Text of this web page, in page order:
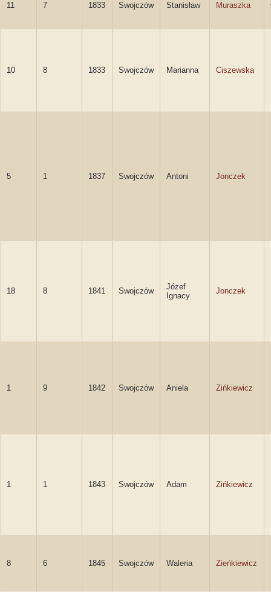
11 7 1833 Swojczów Stanisław Muraszka
10 8 1833 Swojczów Marianna Ciszewska
5 1 1837 Swojczów Antoni Jonczek
18 8 1841 Swojczów
Józef
Ignacy
Jonczek
1 9 1842 Swojczów Aniela Zińkiewicz
1 1 1843 Swojczów Adam Zińkiewicz
8 6 1845 Swojczów Waleria Zieńkiewicz